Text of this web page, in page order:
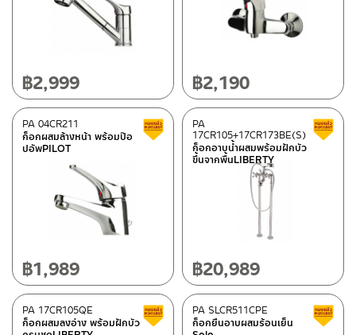
฿2,999 ฿2,190
ก็อกผสมล้างหน้า พร้อมป๊อ
ปอัพPILOT
PA 04CR211 สินค้าลดราคา เคลียร์สต็อก
฿1,989
ก็อกอาบน้ำผสมพร้อมฝักบัว
ขึ้นจากพื้นLIBERTY
PA
17CR105+17CR173BE(S)
฿20,989
ก็อกผสมลงอ่าง พร้อมฝักบัว
PA 17CR105QE สินค้าลดราคา เคลียร์สต็อก
ก็อกยืนอาบผสมร้อนเย็น
PA SLCR511CPE